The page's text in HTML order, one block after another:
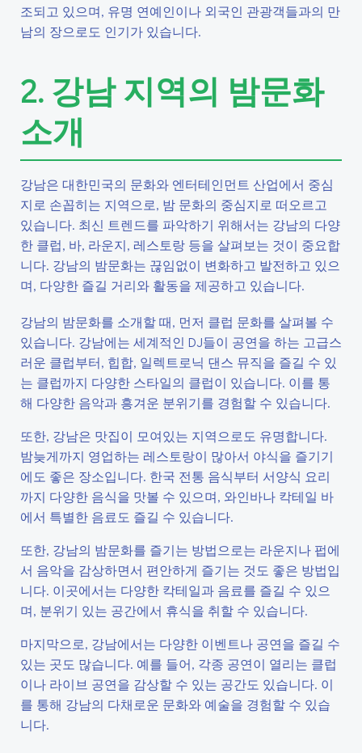
조되고 있으며, 유명 연예인이나 외국인 관광객들과의 만
남의 장으로도 인기가 있습니다.
2. 강남 지역의 밤문화
소개
강남은 대한민국의 문화와 엔터테인먼트 산업에서 중심
지로 손꼽히는 지역으로, 밤 문화의 중심지로 떠오르고
있습니다. 최신 트렌드를 파악하기 위해서는 강남의 다양
한 클럽, 바, 라운지, 레스토랑 등을 살펴보는 것이 중요합
니다. 강남의 밤문화는 끊임없이 변화하고 발전하고 있으
며, 다양한 즐길 거리와 활동을 제공하고 있습니다.
강남의 밤문화를 소개할 때, 먼저 클럽 문화를 살펴볼 수
있습니다. 강남에는 세계적인 DJ들이 공연을 하는 고급스
러운 클럽부터, 힙합, 일렉트로닉 댄스 뮤직을 즐길 수 있
는 클럽까지 다양한 스타일의 클럽이 있습니다. 이를 통
해 다양한 음악과 흥겨운 분위기를 경험할 수 있습니다.
또한, 강남은 맛집이 모여있는 지역으로도 유명합니다.
밤늦게까지 영업하는 레스토랑이 많아서 야식을 즐기기
에도 좋은 장소입니다. 한국 전통 음식부터 서양식 요리
까지 다양한 음식을 맛볼 수 있으며, 와인바나 칵테일 바
에서 특별한 음료도 즐길 수 있습니다.
또한, 강남의 밤문화를 즐기는 방법으로는 라운지나 펍에
서 음악을 감상하면서 편안하게 즐기는 것도 좋은 방법입
니다. 이곳에서는 다양한 칵테일과 음료를 즐길 수 있으
며, 분위기 있는 공간에서 휴식을 취할 수 있습니다.
마지막으로, 강남에서는 다양한 이벤트나 공연을 즐길 수
있는 곳도 많습니다. 예를 들어, 각종 공연이 열리는 클럽
이나 라이브 공연을 감상할 수 있는 공간도 있습니다. 이
를 통해 강남의 다채로운 문화와 예술을 경험할 수 있습
니다.